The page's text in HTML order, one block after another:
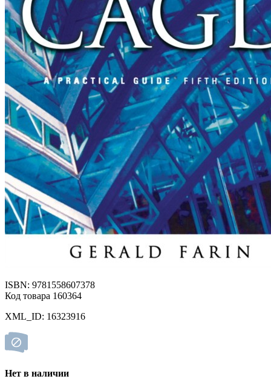
ISBN: 9781558607378
Код товара 160364
XML_ID: 16323916
Нет в наличии